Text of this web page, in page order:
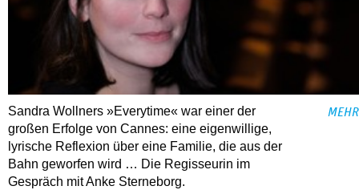
Sandra Wollners »Everytime« war einer der
großen Erfolge von Cannes: eine eigenwillige,
lyrische Reflexion über eine ­Familie, die aus der
Bahn geworfen wird … Die Regisseurin im
Gespräch mit Anke Sterneborg.
MEHR